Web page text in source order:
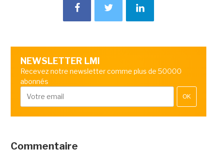
NEWSLETTER LMI
Recevez notre newsletter comme plus de 50000
abonnés
OK
Commentaire